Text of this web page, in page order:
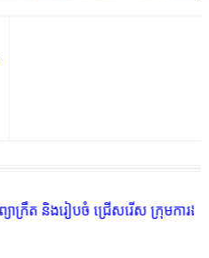
ចំ ជ្រើសរើស ក្រុមការងារ នៅតា